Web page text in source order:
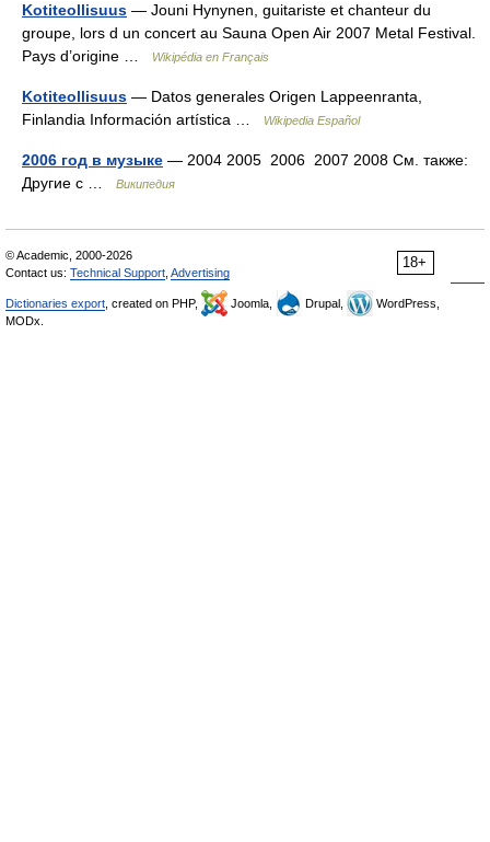
Kotiteollisuus — Jouni Hynynen, guitariste et chanteur du
groupe, lors d un concert au Sauna Open Air 2007 Metal Festival.
Pays d’origine …
Wikipédia en Français
Kotiteollisuus — Datos generales Origen Lappeenranta,
Finlandia Información artística …
Wikipedia Español
2006 год в музыке — 2004 2005 2006 2007 2008 См. также:
Другие с …
Википедия
18+
© Academic, 2000-2026
Contact us: Technical Support Advertising
Dictionaries export , created on PHP, Joomla, Drupal,
WordPress,
MODx.